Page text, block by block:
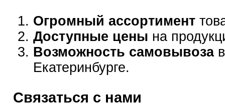
Огромный ассортимент
Доступные цены на
Возможность самовывозав
Екатеринбурге.
Связаться с нами